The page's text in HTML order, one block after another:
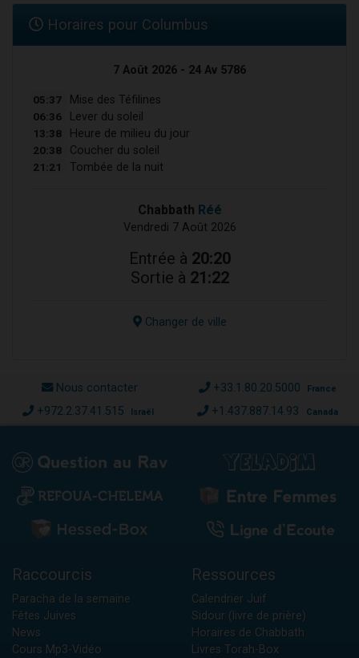
Horaires pour Columbus
7 Août 2026 - 24 Av 5786
05:37 Mise des Téfilines
06:36 Lever du soleil
13:38 Heure de milieu du jour
20:38 Coucher du soleil
21:21 Tombée de la nuit
Chabbath Réé
Vendredi 7 Août 2026
Entrée à 20:20
Sortie à 21:22
Changer de ville
Nous contacter +33.1.80.20.5000 France
+972.2.37.41.515 Israël +1.437.887.14.93 Canada
Raccourcis
Paracha de la semaine
Fêtes Juives
News
Cours Mp3-Vidéo
Ressources
Calendrier Juif
Sidour (livre de prière)
Horaires de Chabbath
Livres Torah-Box